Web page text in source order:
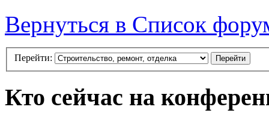
Вернуться в Список
Перейти:
Кто сейчас на